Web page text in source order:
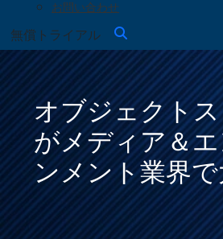
お問い合わせ
無償トライアル
オブジェクト
がメディア＆
ンメント業界